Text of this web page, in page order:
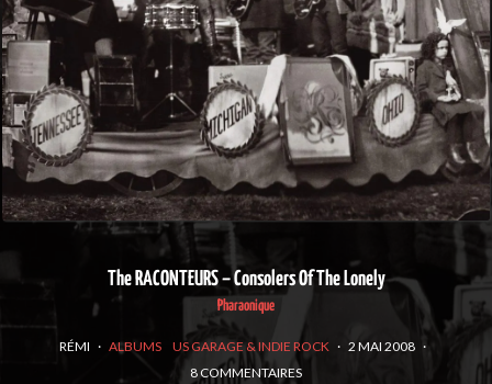
The RACONTEURS – Consolers Of The Lonely
Pharaonique
RÉMI · ALBUMS US GARAGE & INDIE ROCK · 2 MAI 2008 ·
8 COMMENTAIRES